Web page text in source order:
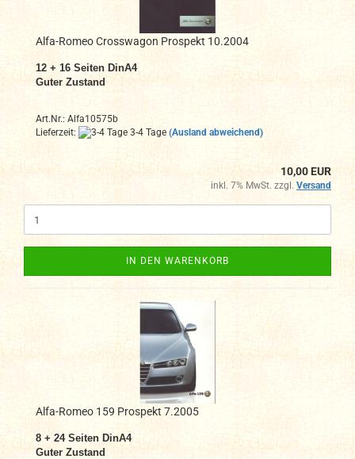
Alfa-Romeo Crosswagon Prospekt 10.2004
12 + 16 Seiten DinA4
Guter Zustand
Art.Nr.: Alfa10575b
Lieferzeit:
3-4 Tage (Ausland abweichend)
10,00 EUR
inkl. 7% MwSt. zzgl. Versand
IN DEN WARENKORB
Alfa-Romeo 159 Prospekt 7.2005
8 + 24 Seiten DinA4
Guter Zustand